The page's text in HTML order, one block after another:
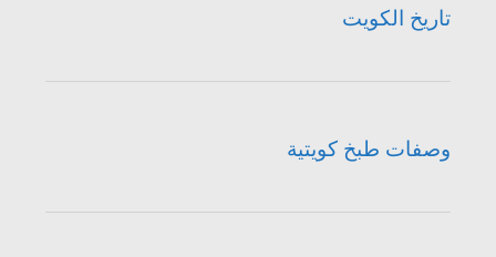
تاريخ الكويت
وصفات طبخ كويتية